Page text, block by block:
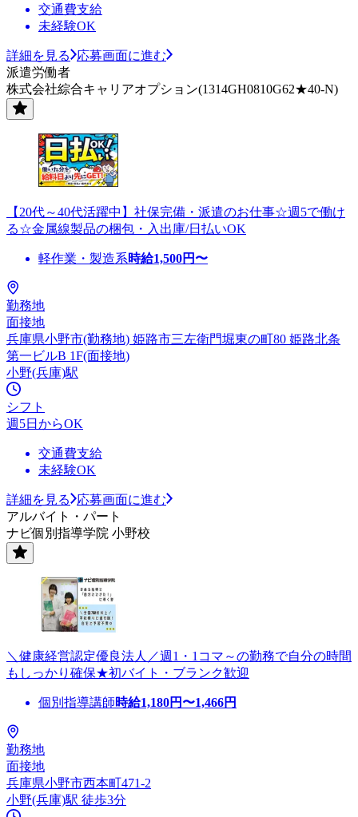
交通費支給
未経験OK
詳細を見る
応募画面に進む
派遣労働者
株式会社綜合キャリアオプション(1314GH0810G62★40-N)
【20代～40代活躍中】社保完備・派遣のお仕事☆週5で働け
る☆金属線製品の梱包・入出庫/日払いOK
軽作業・製造系時給1,500円〜
勤務地
面接地
兵庫県小野市(勤務地) 姫路市三左衛門堀東の町80 姫路北条
第一ビルB 1F(面接地)
小野(兵庫)駅
シフト
週5日からOK
交通費支給
未経験OK
詳細を見る
応募画面に進む
アルバイト・パート
ナビ個別指導学院 小野校
＼健康経営認定優良法人／週1・1コマ～の勤務で自分の時間
もしっかり確保★初バイト・ブランク歓迎
個別指導講師時給1,180円〜1,466円
勤務地
面接地
兵庫県小野市西本町471-2
小野(兵庫)駅 徒歩3分